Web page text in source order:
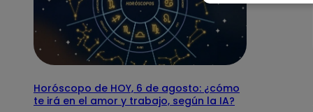
Horóscopo de HOY, 6 de agosto: ¿cómo
te irá en el amor y trabajo, según la IA?